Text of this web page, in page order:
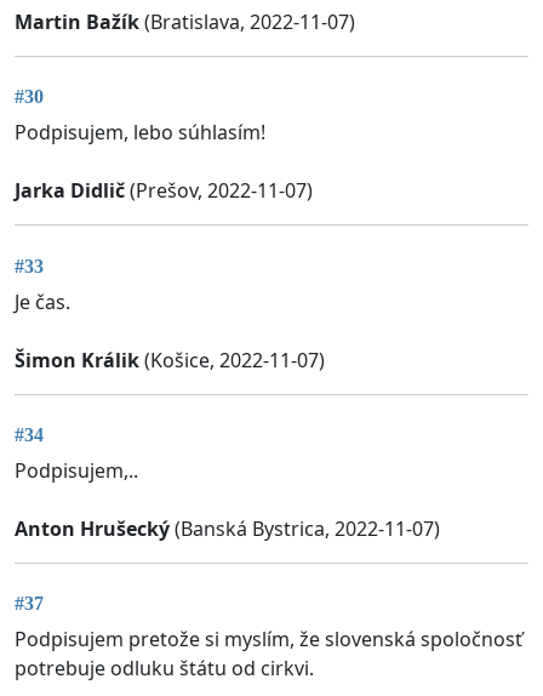
Martin Bažík(Bratislava, 2022-11-07)
#30
Podpisujem, lebo súhlasím!
Jarka Didlič(Prešov, 2022-11-07)
#33
Je čas.
Šimon Králik(Košice, 2022-11-07)
#34
Podpisujem,..
Anton Hrušecký(Banská Bystrica, 2022-11-07)
#37
Podpisujem pretože si myslím, že slovenská spoločnosť
potrebuje odluku štátu od cirkvi.